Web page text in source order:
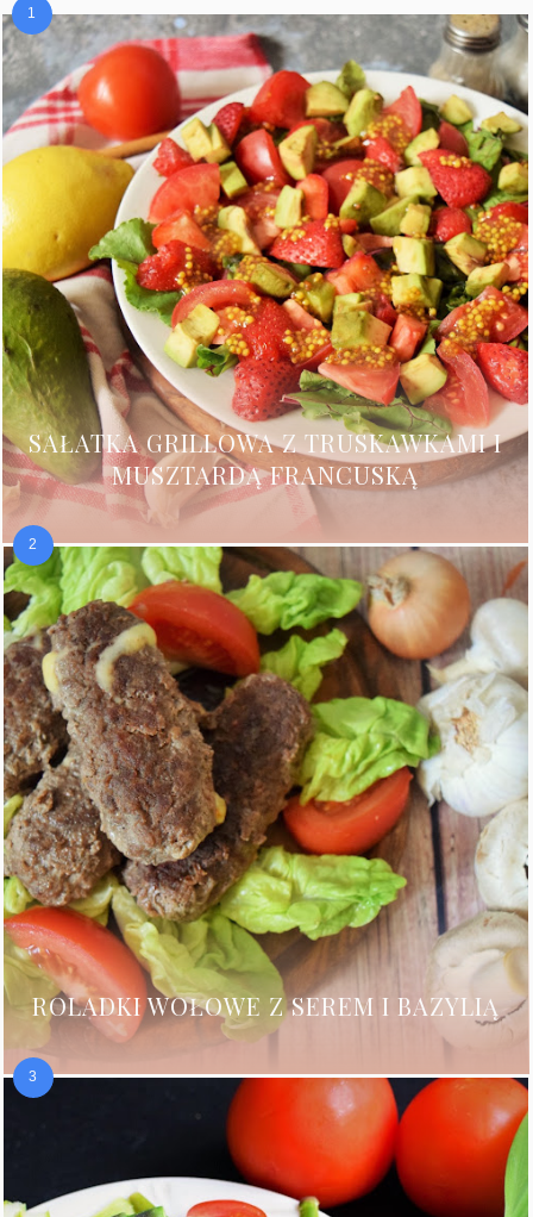
SAŁATKA GRILLOWA Z TRUSKAWKAMI I
MUSZTARDĄ FRANCUSKĄ
ROLADKI WOŁOWE Z SEREM I BAZYLIĄ